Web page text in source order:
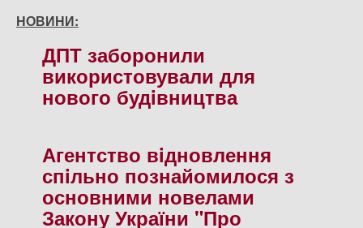
НОВИНИ:
ДПТ заборонили
використовували для
нового будiвництва
Агентство вiдновлення
спiльно познайомилося з
основними новелами
Закону України "Про